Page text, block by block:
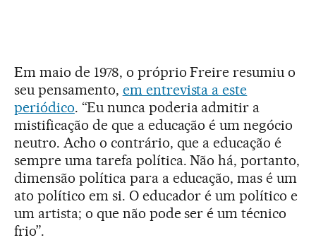
Em maio de 1978, o próprio Freire resumiu o
seu pensamento, em entrevista a este
periódico. “Eu nunca poderia admitir a
mistificação de que a educação é um negócio
neutro. Acho o contrário, que a educação é
sempre uma tarefa política. Não há, portanto,
dimensão política para a educação, mas é um
ato político em si. O educador é um político e
um artista; o que não pode ser é um técnico
frio”.